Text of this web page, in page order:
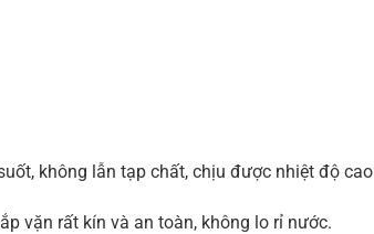
không lẫn tạp chất, chịu được nhiệt độ cao
vặn rất kín và an toàn, không lo rỉ nước.